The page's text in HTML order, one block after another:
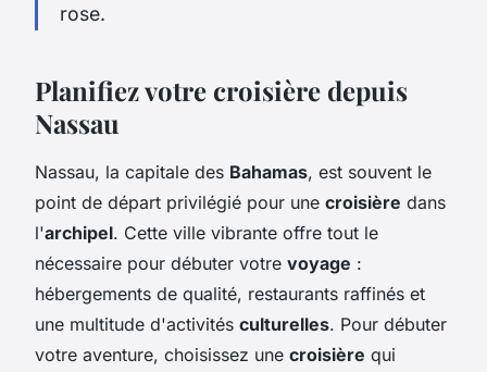
rose.
Planifiez votre croisière depuis
Nassau
Nassau, la capitale des Bahamas, est souvent le
point de départ privilégié pour une croisière dans
l'archipel. Cette ville vibrante offre tout le
nécessaire pour débuter votre voyage :
hébergements de qualité, restaurants raffinés et
une multitude d'activités culturelles. Pour débuter
votre aventure, choisissez une croisière qui